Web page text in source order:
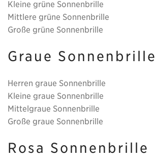
Kleine grüne Sonnenbrille
Mittlere grüne Sonnenbrille
Große grüne Sonnenbrille
Graue Sonnenbrille
Herren graue Sonnenbrille
Kleine graue Sonnenbrille
Mittelgraue Sonnenbrille
Große graue Sonnenbrille
Rosa Sonnenbrille